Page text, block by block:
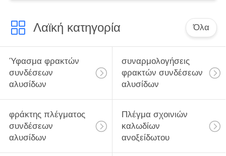
Λαϊκή κατηγορία Όλα
Ύφασμα φρακτών
συνδέσεων
αλυσίδων
συναρμολογήσεις
φρακτών συνδέσεων
αλυσίδων
φράκτης πλέγματος
συνδέσεων
αλυσίδων
Πλέγμα σχοινιών
καλωδίων
ανοξείδωτου